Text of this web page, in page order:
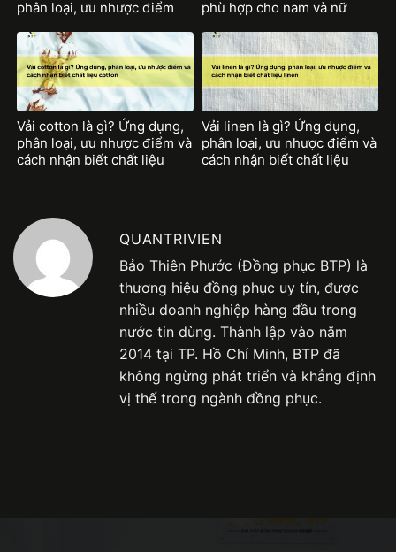
phân loại, ưu nhược điểm
phù hợp cho nam và nữ
Vải cotton là gì? Ứng dụng,
phân loại, ưu nhược điểm và
cách nhận biết chất liệu
Vải linen là gì? Ứng dụng,
phân loại, ưu nhược điểm và
cách nhận biết chất liệu
QUANTRIVIEN
Bảo Thiên Phước (Đồng phục BTP) là
thương hiệu đồng phục uy tín, được
nhiều doanh nghiệp hàng đầu trong
nước tin dùng. Thành lập vào năm
2014 tại TP. Hồ Chí Minh, BTP đã
không ngừng phát triển và khẳng định
vị thế trong ngành đồng phục.